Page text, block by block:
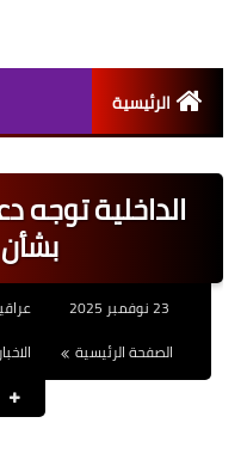
الرئيسية
الداخلية توجه
الصفحة الرئيسية